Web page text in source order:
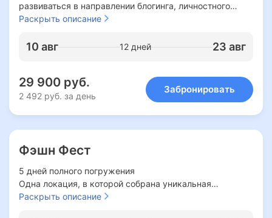
развиваться в направлении блогинга, личностного
роста и изучения особенностей формирования
интерактивные мероприятия и практика, направленная
Чему научатся ваши дети?
- Базовые правила подбора гардероба и
- Психология восприятия внешности и влияния
внешнего вида на успех.
- Макияж и уход за собой: важные элементы
Раскрыть описание
10 авг 12 дней 23 авг
29 900 руб.
2 492 руб. за день
Забронировать
Фэшн Фест
5 дней полного погружения
Одна локация, в которой собрана уникальная
программа для участвующих: обучение, мастер-
Раскрыть описание